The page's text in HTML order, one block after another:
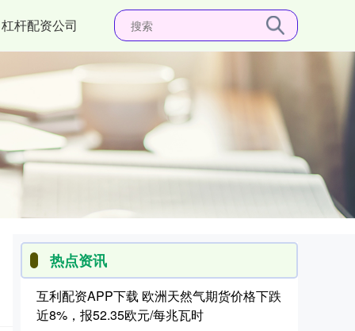
杠杆配资公司
热点资讯
互利配资APP下载 欧洲天然气期货价格下跌
近8%，报52.35欧元/每兆瓦时